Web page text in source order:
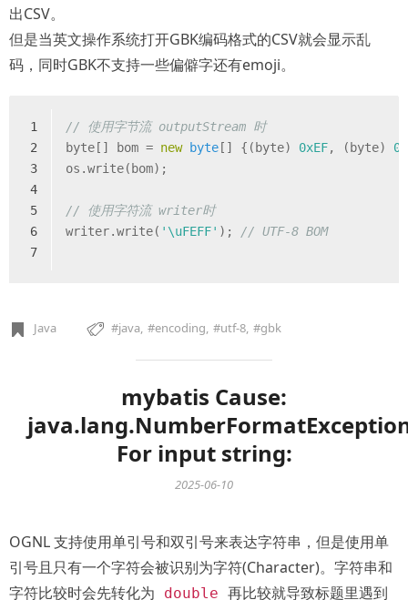
出CSV。
但是当英文操作系统打开GBK编码格式的CSV就会显示乱
码，同时GBK不支持一些偏僻字还有emoji。
1
2
3
4
5
6
7
// 使用字节流 outputStream 时
byte [] bom = new byte [] {( byte) 0xEF, ( byte)
os.write(bom);
// 使用字符流 writer时
writer.write( '\uFEFF' ); // UTF-8 BOM
Java java encoding utf-8 gbk
mybatis Cause:
For input string:
2025-06-10
OGNL 支持使用单引号和双引号来表达字符串，但是使用单
引号且只有一个字符会被识别为字符(Character)。字符串和
字符比较时会先转化为
double 再比较就导致标题里遇到